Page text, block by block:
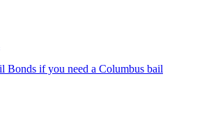
Bonds if you need a Columbus bail